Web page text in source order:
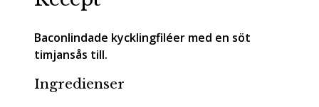
Baconlindade kycklingfiléer med en söt
timjansås till.
Ingredienser